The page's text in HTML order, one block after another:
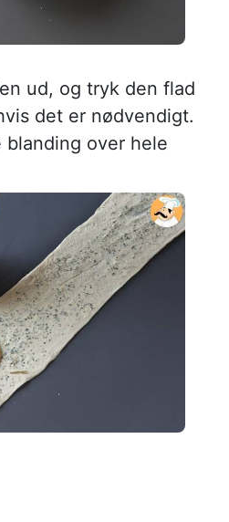
ud, og tryk den flad
det er nødvendigt.
over hele